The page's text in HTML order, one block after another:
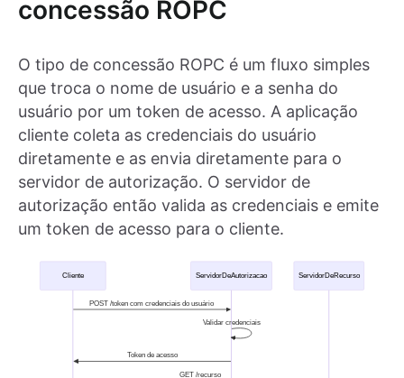
concessão ROPC
O tipo de concessão ROPC é um fluxo simples
que troca o nome de usuário e a senha do
usuário por um token de acesso. A aplicação
cliente coleta as credenciais do usuário
diretamente e as envia diretamente para o
servidor de autorização. O servidor de
autorização então valida as credenciais e emite
um token de acesso para o cliente.